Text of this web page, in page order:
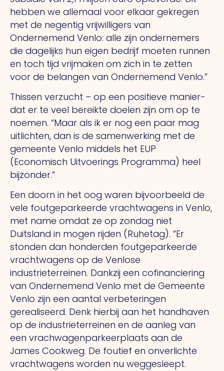
hebben we allemaal voor elkaar gekregen
met de negentig vrijwilligers van
Ondernemend Venlo: alle zijn ondernemers
die dagelijks hun eigen bedrijf moeten runnen
en toch tijd vrijmaken om zich in te zetten
voor de belangen van Ondernemend Venlo.”
Thissen verzucht – op een positieve manier-
dat er te veel bereikte doelen zijn om op te
noemen. “Maar als ik er nog een paar mag
uitlichten, dan is de samenwerking met de
gemeente Venlo middels het EUP
(Economisch Uitvoerings Programma) heel
bijzonder.”
Een doorn in het oog waren bijvoorbeeld de
vele fout­geparkeerde vrachtwagens in Venlo,
met name omdat ze op zondag niet
Duitsland in mogen rijden (Ruhetag). “Er
stonden dan honderden foutgeparkeerde
vracht­wagens op de Venlose
industrieterreinen. Dankzij een co­financiering
van Ondernemend Venlo met de Gemeente
Venlo zijn een aantal verbeteringen
gerealiseerd. Denk hierbij aan het handhaven
op de industrie­terreinen en de aanleg van
een vrach­wagen­parkeerplaats aan de
James Cookweg. De foutief en onverlichte
vrachtwagens worden nu weggesleept.